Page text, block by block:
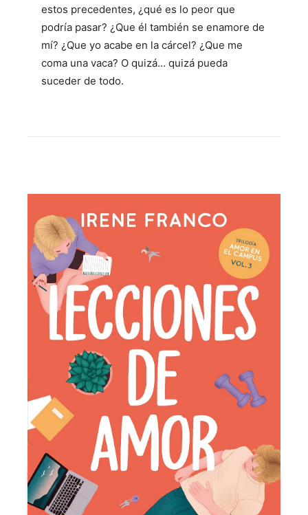
estos precedentes, ¿qué es lo peor que
podría pasar? ¿Que él también se enamore de
mí? ¿Que yo acabe en la cárcel? ¿Que me
coma una vaca? O quizá… quizá pueda
suceder de todo.